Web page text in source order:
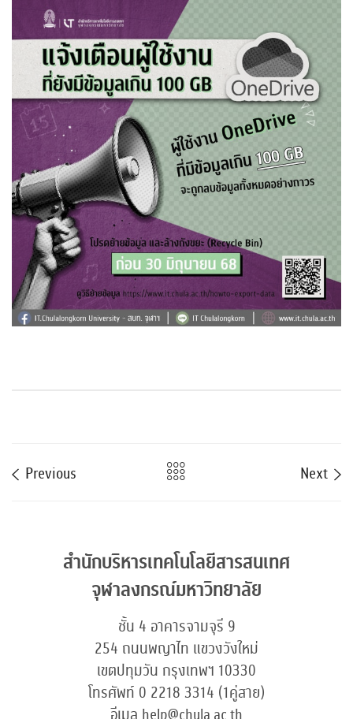
Previous Next
สำนักบริหารเทคโนโลยีสารสนเทศ
จุฬาลงกรณ์มหาวิทยาลัย
ชั้น 4 อาคารจามจุรี 9
254 ถนนพญาไท แขวงวังใหม่
เขตปทุมวัน กรุงเทพฯ 10330
โทรศัพท์ 0 2218 3314 (1คู่สาย)